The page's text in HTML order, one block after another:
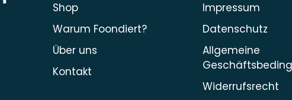
Shop
Warum Foondiert?
Über uns
Kontakt
Impressum
Datenschutz
Allgemeine
Widerrufsrecht